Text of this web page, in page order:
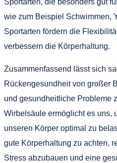
Sportarten, die besonders gut
wie zum Beispiel Schwimmen,
Sportarten fördern die
verbessern die Körperhaltung.
Zusammenfassend lässt sich
Rückengesundheit von großer
und gesundheitliche Probleme
Wirbelsäule ermöglicht es uns,
unseren Körper optimal zu
gute Körperhaltung zu achten,
Stress abzubauen und eine